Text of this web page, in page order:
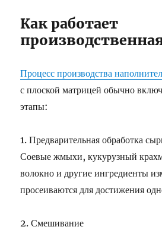
Как работает
Процесс производства
с плоской матрицей обычно
этапы:
1. Предварительная обработка
Соевые жмыхи, кукурузный
волокно и другие ингредиенты
просеиваются для достижения
2. Смешивание